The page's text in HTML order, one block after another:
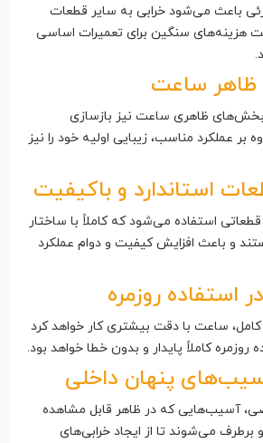
باعث می‌شود خرابی به سایر قطعات
هزینه‌های سنگین برای تعمیرات اساسی
ظاهر ساعت
بخش‌های ظاهری ساعت نیز بازسازی
عملکرد مناسب، زیبایی اولیه خود را نیز
استاندارد و باکیفیت
استفاده می‌شود که کاملاً با ساختار
و باعث افزایش کیفیت و دوام عملکرد
استفاده روزمره
ساعت با دقت بیشتری کار خواهد کرد
روزمره کاملاً پایدار و بدون خطا خواهد بود.
پنهان داخلی
آسیب‌هایی که در ظاهر قابل مشاهده
برطرف می‌شوند تا از ایجاد خرابی‌های